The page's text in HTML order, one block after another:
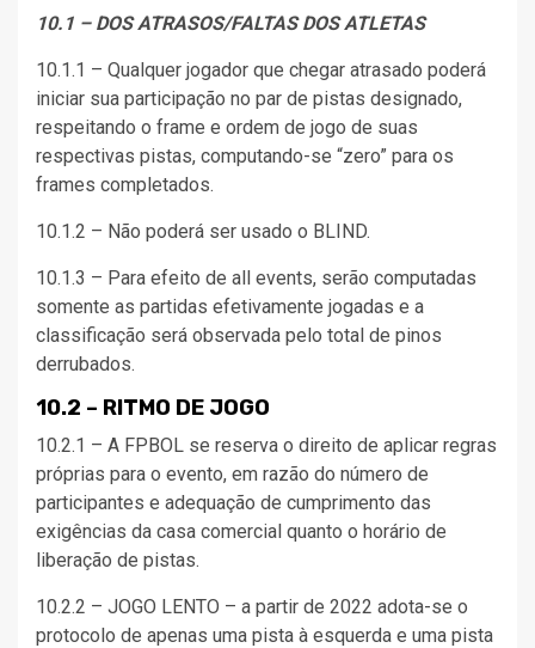
10.1 – DOS ATRASOS/FALTAS DOS ATLETAS
10.1.1 – Qualquer jogador que chegar atrasado poderá
iniciar sua participação no par de pistas designado,
respeitando o frame e ordem de jogo de suas
respectivas pistas, computando-se “zero” para os
frames completados.
10.1.2 – Não poderá ser usado o BLIND.
10.1.3 – Para efeito de all events, serão computadas
somente as partidas efetivamente jogadas e a
classificação será observada pelo total de pinos
derrubados.
10.2 – RITMO DE JOGO
10.2.1 – A FPBOL se reserva o direito de aplicar regras
próprias para o evento, em razão do número de
participantes e adequação de cumprimento das
exigências da casa comercial quanto o horário de
liberação de pistas.
10.2.2 – JOGO LENTO – a partir de 2022 adota-se o
protocolo de apenas uma pista à esquerda e uma pista